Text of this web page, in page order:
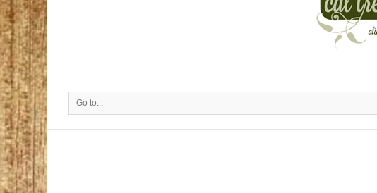
Go to...